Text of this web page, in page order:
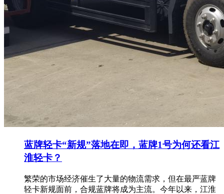
蓝牌轻卡“新规”落地在即，蓝牌1号为何还看江
淮轻卡？
繁荣的市场经济催生了大量的物流需求，但在最严蓝牌
轻卡新规面前，合规蓝牌将成为主流。今年以来，江淮